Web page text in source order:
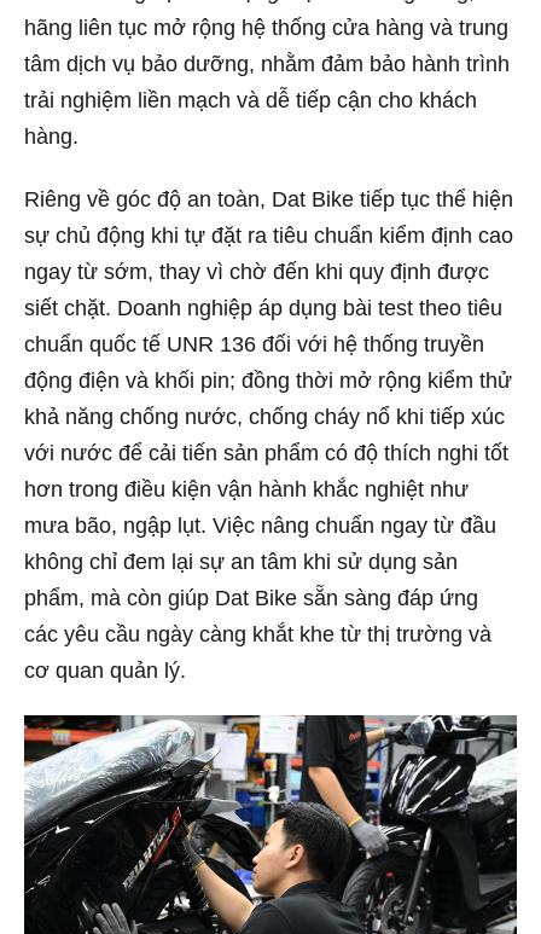
hãng liên tục mở rộng hệ thống cửa hàng và trung
tâm dịch vụ bảo dưỡng, nhằm đảm bảo hành trình
trải nghiệm liền mạch và dễ tiếp cận cho khách
hàng.
Riêng về góc độ an toàn, Dat Bike tiếp tục thể hiện
sự chủ động khi tự đặt ra tiêu chuẩn kiểm định cao
ngay từ sớm, thay vì chờ đến khi quy định được
siết chặt. Doanh nghiệp áp dụng bài test theo tiêu
chuẩn quốc tế UNR 136 đối với hệ thống truyền
động điện và khối pin; đồng thời mở rộng kiểm thử
khả năng chống nước, chống cháy nổ khi tiếp xúc
với nước để cải tiến sản phẩm có độ thích nghi tốt
hơn trong điều kiện vận hành khắc nghiệt như
mưa bão, ngập lụt. Việc nâng chuẩn ngay từ đầu
không chỉ đem lại sự an tâm khi sử dụng sản
phẩm, mà còn giúp Dat Bike sẵn sàng đáp ứng
các yêu cầu ngày càng khắt khe từ thị trường và
cơ quan quản lý.